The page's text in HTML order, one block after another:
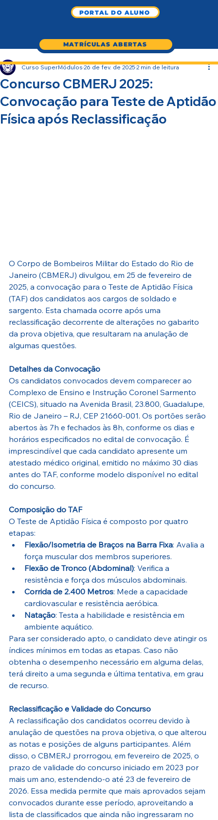
MATRÍCULAS ABERTAS
PORTAL DO ALUNO
Concurso CBMERJ 2025:
Convocação para Teste de Aptidão
Física após Reclassificação
Curso SuperMódulos 26 de fev. de 2025 2 min de leitura
O Corpo de Bombeiros Militar do Estado do Rio de
Janeiro (CBMERJ) divulgou, em 25 de fevereiro de
2025, a convocação para o Teste de Aptidão Física
(TAF) dos candidatos aos cargos de soldado e
sargento. Esta chamada ocorre após uma
reclassificação decorrente de alterações no gabarito
da prova objetiva, que resultaram na anulação de
algumas questões.
Detalhes da Convocação
Os candidatos convocados devem comparecer ao
Complexo de Ensino e Instrução Coronel Sarmento
(CEICS), situado na Avenida Brasil, 23.800, Guadalupe,
Rio de Janeiro – RJ, CEP 21660-001. Os portões serão
abertos às 7h e fechados às 8h, conforme os dias e
horários especificados no edital de convocação. É
imprescindível que cada candidato apresente um
atestado médico original, emitido no máximo 30 dias
antes do TAF, conforme modelo disponível no edital
do concurso.
Composição do TAF
O Teste de Aptidão Física é composto por quatro
etapas:
Flexão/Isometria de Braços na Barra Fixa: Avalia a
força muscular dos membros superiores.
Flexão de Tronco (Abdominal): Verifica a
resistência e força dos músculos abdominais.
Corrida de 2.400 Metros: Mede a capacidade
cardiovascular e resistência aeróbica.
Natação: Testa a habilidade e resistência em
ambiente aquático.
Para ser considerado apto, o candidato deve atingir os
índices mínimos em todas as etapas. Caso não
obtenha o desempenho necessário em alguma delas,
terá direito a uma segunda e última tentativa, em grau
de recurso.
Reclassificação e Validade do Concurso
A reclassificação dos candidatos ocorreu devido à
anulação de questões na prova objetiva, o que alterou
as notas e posições de alguns participantes. Além
disso, o CBMERJ prorrogou, em fevereiro de 2025, o
prazo de validade do concurso iniciado em 2023 por
mais um ano, estendendo-o até 23 de fevereiro de
2026. Essa medida permite que mais aprovados sejam
convocados durante esse período, aproveitando a
lista de classificados que ainda não ingressaram no